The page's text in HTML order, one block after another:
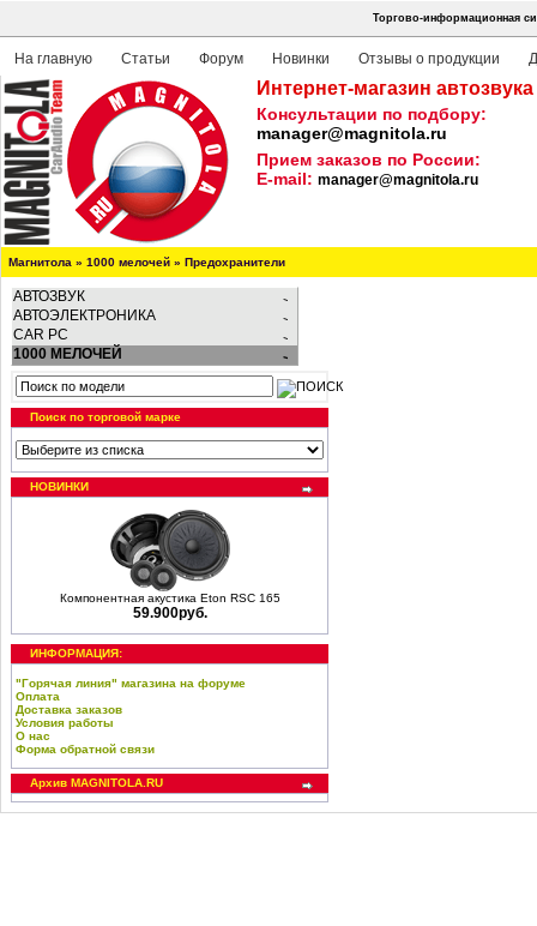
Торгово-информационная
На главную Статьи Форум Новинки Отзывы о продукции
Интернет-магазин
Консультации по подбору:
manager@magnitola.ru
Прием заказов по России:
E-mail: manager@magnitola.ru
Магнитола » 1000 мелочей » Предохранители
АВТОЗВУК
АВТОЭЛЕКТРОНИКА
CAR PC
1000 МЕЛОЧЕЙ
Поиск по торговой марке
НОВИНКИ
Компонентная акустика Eton RSC 165
59.900руб.
ИНФОРМАЦИЯ:
"Горячая линия" магазина на форуме
Оплата
Доставка заказов
Условия работы
О нас
Форма обратной связи
Архив MAGNITOLA.RU